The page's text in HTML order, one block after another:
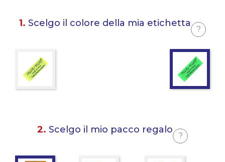
1. Scelgo il colore della mia etichetta
?
2. Scelgo il mio pacco regalo
?